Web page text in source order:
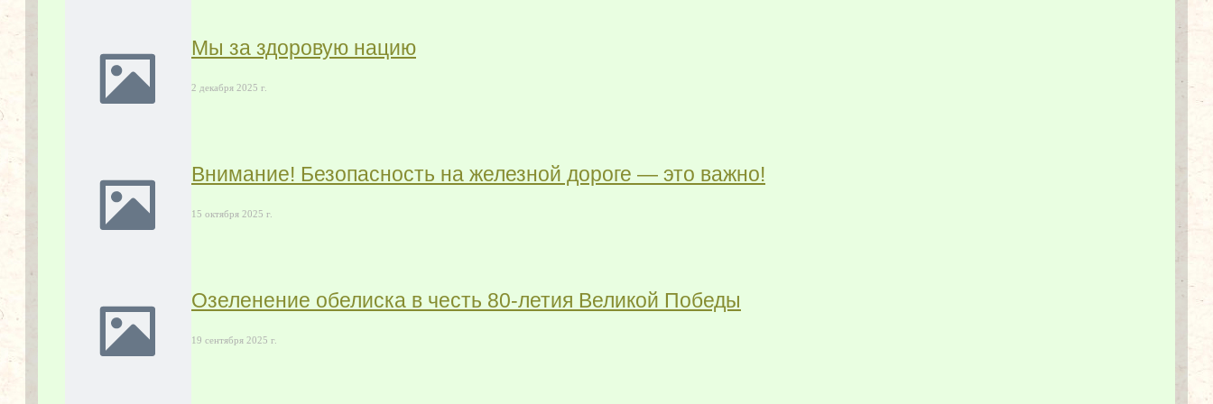
Мы за здоровую нацию
2 декабря 2025 г.
Внимание! Безопасность на железной дороге — это важно!
15 октября 2025 г.
Озеленение обелиска в честь 80-летия Великой Победы
19 сентября 2025 г.